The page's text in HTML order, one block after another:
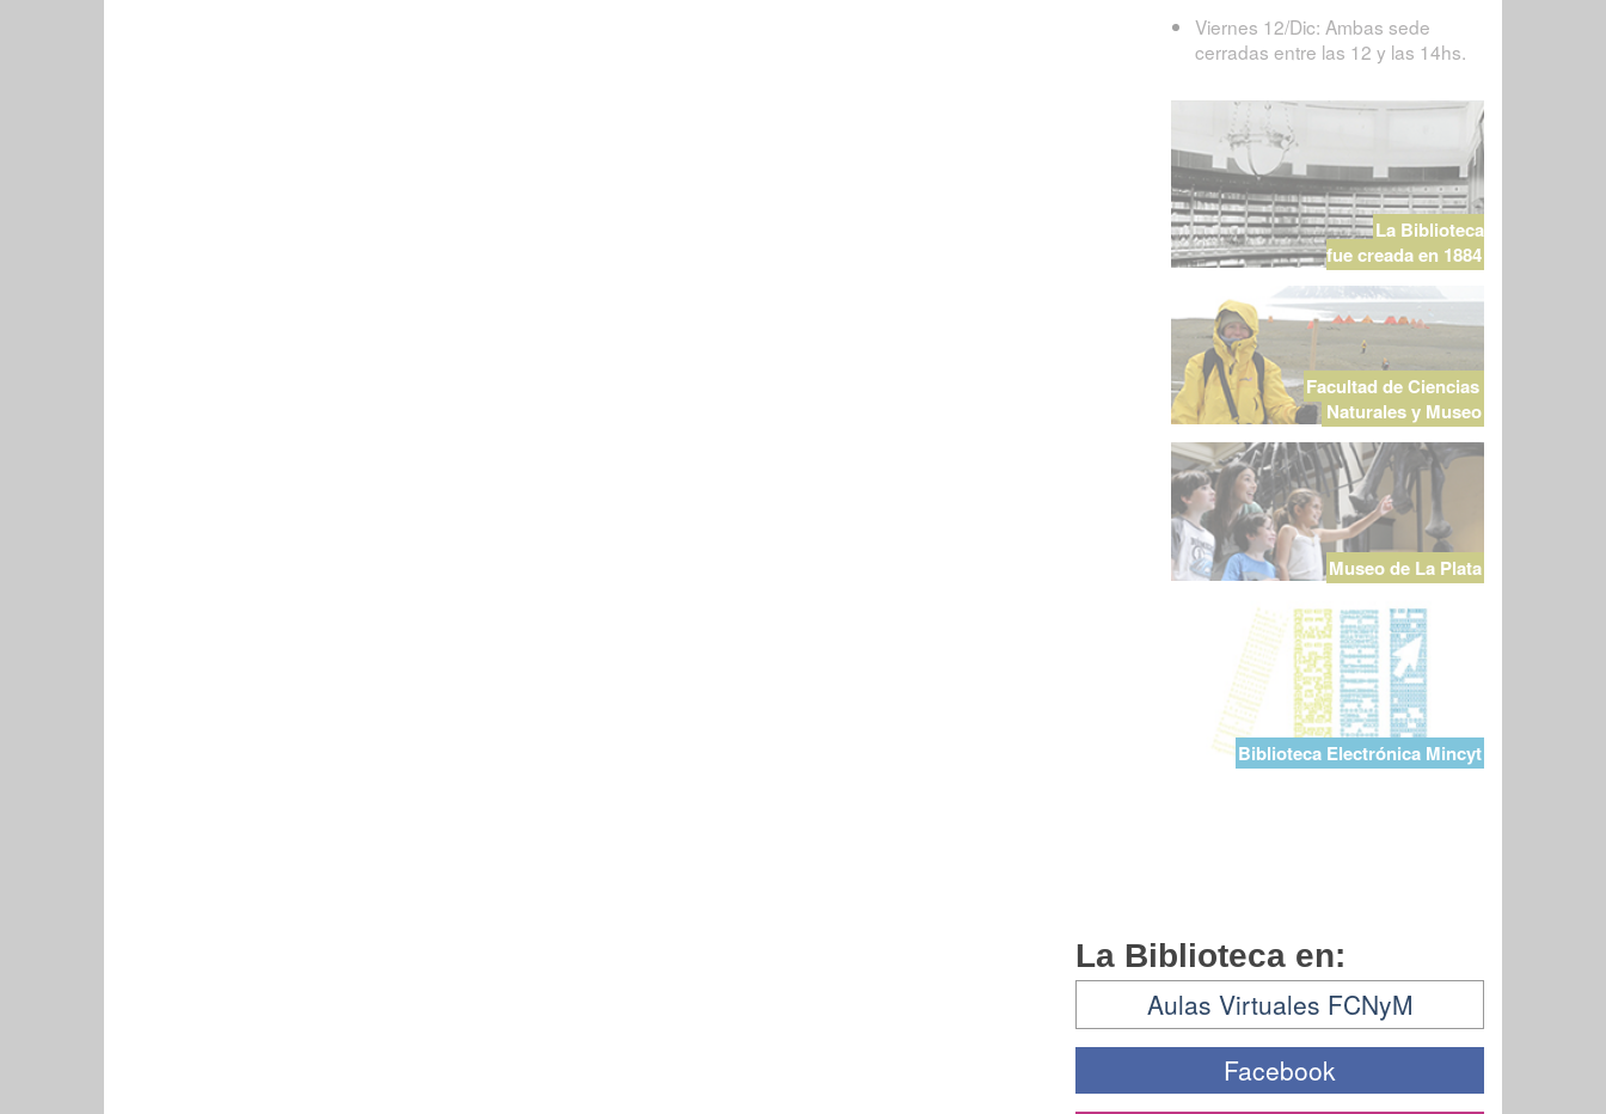
Viernes 12/Dic: Ambas sede
cerradas entre las 12 y las 14hs.
La Biblioteca
fue creada en 1884
Facultad de Ciencias
Naturales y Museo
Museo de La Plata
Biblioteca Electrónica Mincyt
La Biblioteca en:
Aulas Virtuales FCNyM
Facebook